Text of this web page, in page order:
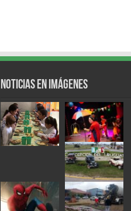
Noticias en Imágenes